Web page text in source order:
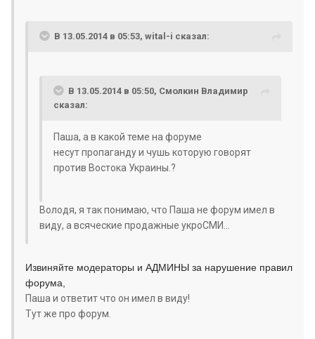
В 13.05.2014 в 05:53, wital-i сказал:
В 13.05.2014 в 05:50, Смолкин Владимир
сказал:
Паша, а в какой теме на форуме
несутпропаганду и чушь которую говорят
против Востока Украины. ?
Володя, я так понимаю, что Паша не форум имел в
виду, а всяческие продажные укроСМИ...
Извиняйте модераторы и АДМИНЫ за нарушение правил
форума,
Паша и ответит что он имел в виду!
Тут же про форум.